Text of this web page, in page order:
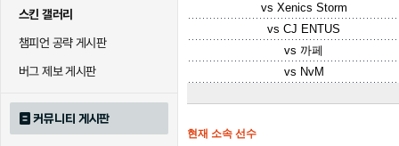
스킨 갤러리
챔피언 공략 게시판
버그 제보 게시판
커뮤니티 게시판
vs Xenics Storm
vs CJ ENTUS
vs 까페
vs NvM
현재 소속 선수